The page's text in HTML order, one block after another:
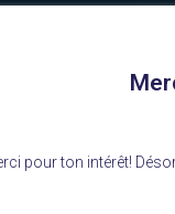
pour ton intérêt!